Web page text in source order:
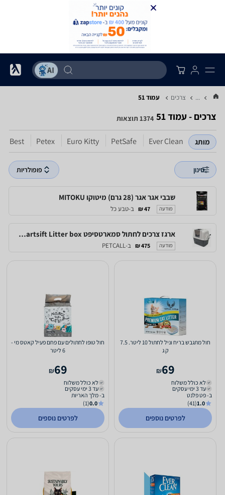
... צרכים עמוד 51
צרכים - עמוד 51 1374 תוצאות
מותג Ever Clean
PetSafe
Euro Kitty
Petex
Best
סינון פופולריות
שבבי אגר אגר (28 גרם) מיטוקו MITOKU
מודעה 47 ₪ ב-טבע כל
ארגז צרכים לחתול סמארטסיפט Catit Smartsift Litter box
מודעה 475 ₪ ב-PETCALL
חול מתגבש בריח וניל לחתול 10 ליטר. 7.5
ק ג
69
₪
לא כולל משלוח
עד 3 ימי עסקים
ב- פט פלנט
1.0
(41)
לפרטים נוספים
חול טופו לחתולים עם פחם פעיל קאטס מי -
6 ליטר
69
₪
לא כולל משלוח
עד 3 ימי עסקים
ב- מלך האריות
0.0
(1)
לפרטים נוספים